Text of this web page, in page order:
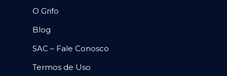
O Grifo
Blog
SAC – Fale Conosco
Termos de Uso